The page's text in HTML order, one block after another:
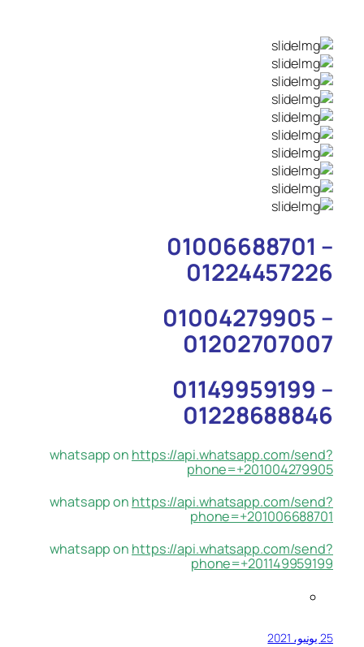
01006688701 –
01224457226
01004279905 –
01202707007
01149959199 –
01228688846
whatsapp on https://api.whatsapp.com/send?
phone=+201004279905
whatsapp on https://api.whatsapp.com/send?
phone=+201006688701
whatsapp on https://api.whatsapp.com/send?
phone=+201149959199
25 يونيو، 2021